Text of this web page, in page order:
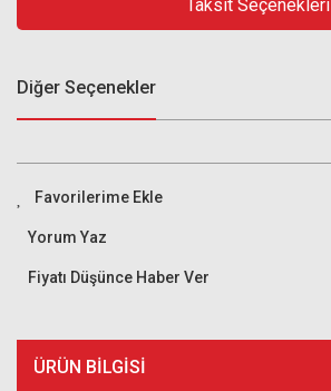
Taksit Seçenekleri
Diğer Seçenekler
Yorum Yaz
Fiyatı Düşünce Haber Ver
ÜRÜN BILGISI